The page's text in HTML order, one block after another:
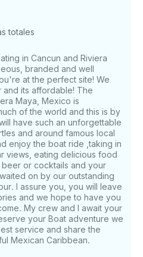
totales
in Cancun and Riviera
branded and well
at the perfect site! We
its affordable! The
Maya, Mexico is
of the world and this is by
have such an unforgettable
and around famous local
enjoy the boat ride ,taking in
views, eating delicious food
or cocktails and your
on by our outstanding
I assure you, you will leave
and we hope to have you
My crew and I await your
your Boat adventure we
service and share the
Mexican Caribbean.